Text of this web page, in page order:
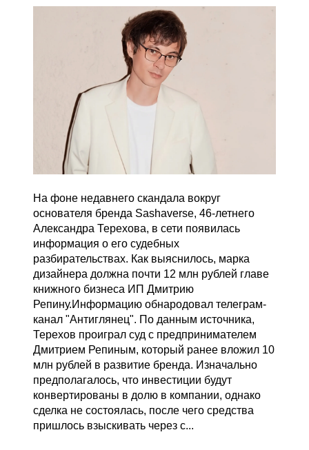
На фоне недавнего скандала вокруг
основателя бренда Sashaverse, 46-летнего
Александра Терехова, в сети появилась
информация о его судебных
разбирательствах. Как выяснилось, марка
дизайнера должна почти 12 млн рублей главе
книжного бизнеса ИП Дмитрию
Репину.Информацию обнародовал телеграм-
канал "Антиглянец". По данным источника,
Терехов проиграл суд с предпринимателем
Дмитрием Репиным, который ранее вложил 10
млн рублей в развитие бренда. Изначально
предполагалось, что инвестиции будут
конвертированы в долю в компании, однако
сделка не состоялась, после чего средства
пришлось взыскивать через с...